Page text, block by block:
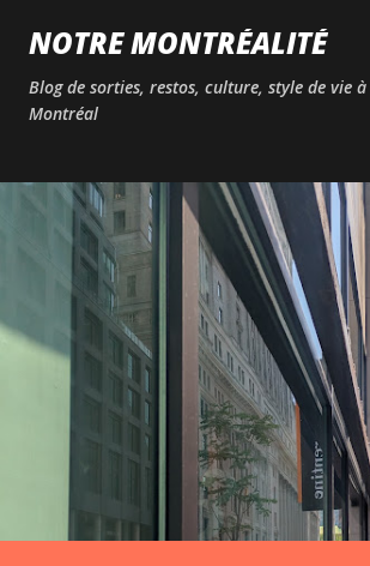
Passer au contenu principal
NOTRE MONTRÉALITÉ
Blog de sorties, restos, culture, style de vie à
Montréal